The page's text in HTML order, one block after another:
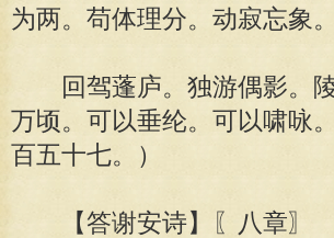
为两。苟体理分。动寂忘象
回驾蓬庐。独游偶影。陵
万顷。可以垂纶。可以啸咏
百五十七。）
【答谢安诗】〖八章〗